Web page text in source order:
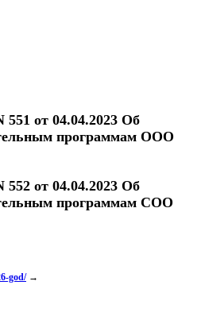
от 04.04.2023 Об
программам ООО
от 04.04.2023 Об
программам СОО
god/→